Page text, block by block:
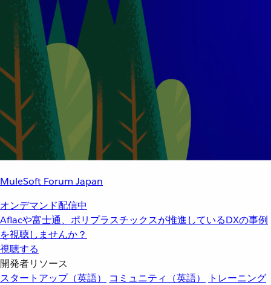
MuleSoft Forum Japan
オンデマンド配信中
Aflacや富士通、ポリプラスチックスが推進しているDXの事例
を視聴しませんか？
視聴する
開発者リソース
スタートアップ（英語）
コミュニティ（英語）
トレーニング